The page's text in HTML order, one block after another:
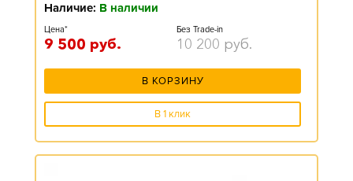
Наличие: В наличии
Цена*
9 500 руб.
Без Trade-in
10 200 руб.
В КОРЗИНУ
В 1 клик